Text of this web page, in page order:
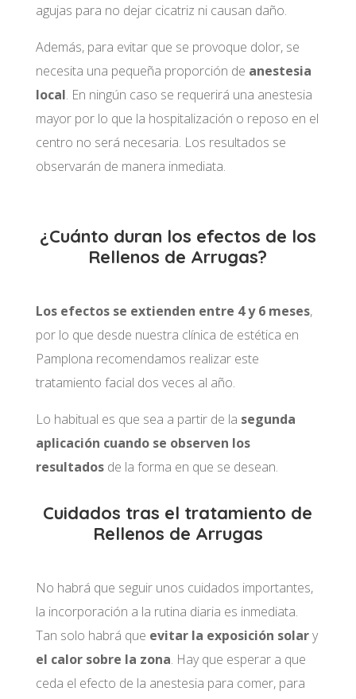
agujas para no dejar cicatriz ni causan daño.
Además, para evitar que se provoque dolor, se
necesita una pequeña proporción de anestesia
local. En ningún caso se requerirá una anestesia
mayor por lo que la hospitalización o reposo en el
centro no será necesaria. Los resultados se
observarán de manera inmediata.
¿Cuánto duran los efectos de los
Rellenos de Arrugas?
Los efectos se extienden entre 4 y 6 meses,
por lo que desde nuestra clínica de estética en
Pamplona recomendamos realizar este
tratamiento facial dos veces al año.
Lo habitual es que sea a partir de la segunda
aplicación cuando se observen los
resultadosde la forma en que se desean.
Cuidados tras el tratamiento de
Rellenos de Arrugas
No habrá que seguir unos cuidados importantes,
la incorporación a la rutina diaria es inmediata.
Tan solo habrá que evitar la exposición solary
el calor sobre la zona. Hay que esperar a que
ceda el efecto de la anestesia para comer, para